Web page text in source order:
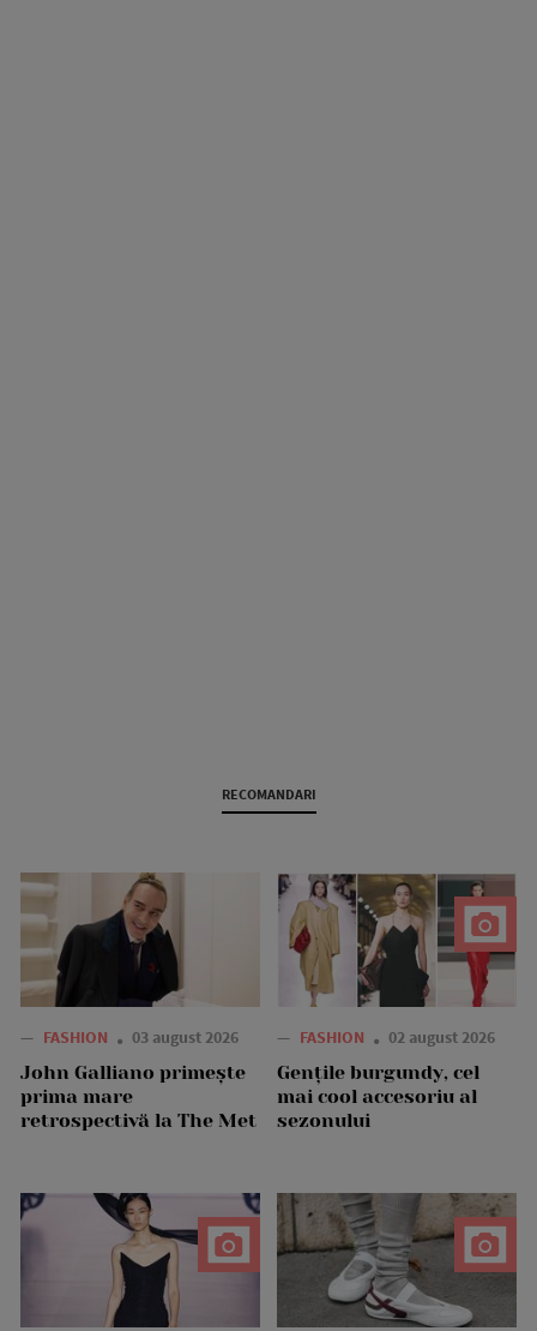
RECOMANDARI
— FASHION 03 august 2026
John Galliano primește
prima mare
retrospectivă la The Met
— FASHION 02 august 2026
Gențile burgundy, cel
mai cool accesoriu al
sezonului